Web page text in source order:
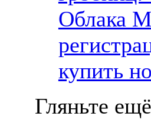
Облака
купить
Гляньте